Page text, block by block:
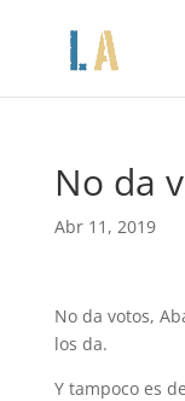
No da
Abr 11, 2019
No da votos,
los da.
Y tampoco es